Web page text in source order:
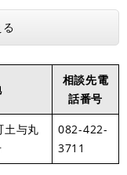
相談先電
話番号
土与丸
082-422-
3711